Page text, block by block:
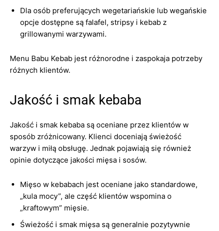
Dla osób preferujących wegetariańskie lub wegańskie
opcje dostępne są falafel, stripsy i kebab z
grillowanymi warzywami.
Menu Babu Kebab jest różnorodne i zaspokaja potrzeby
różnych klientów.
Jakość i smak kebaba
Jakość i smak kebaba są oceniane przez klientów w
sposób zróżnicowany. Klienci doceniają świeżość
warzyw i miłą obsługę. Jednak pojawiają się również
opinie dotyczące jakości mięsa i sosów.
Mięso w kebabach jest oceniane jako standardowe,
„kula mocy”, ale część klientów wspomina o
„kraftowym” mięsie.
Świeżość i smak mięsa są generalnie pozytywnie